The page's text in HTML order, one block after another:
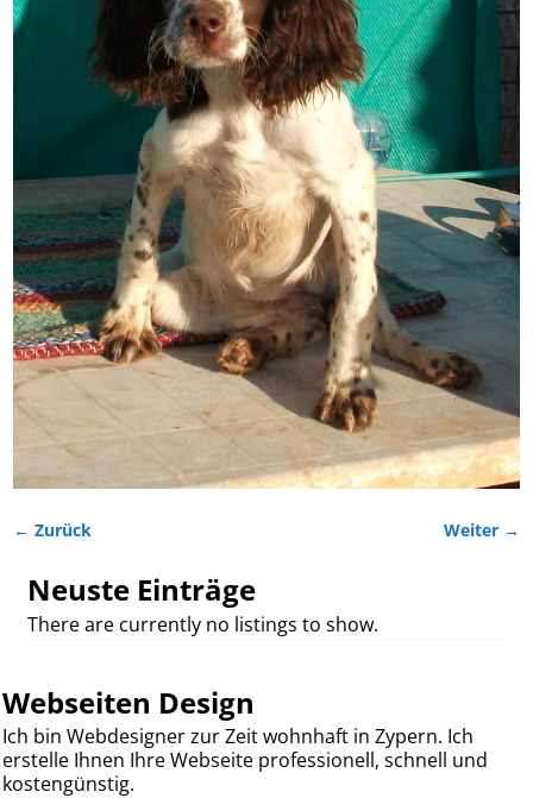
← Zurück Weiter →
Neuste Einträge
There are currently no listings to show.
Webseiten Design
Ich bin Webdesigner zur Zeit wohnhaft in Zypern. Ich
erstelle Ihnen Ihre Webseite professionell, schnell und
kostengünstig.